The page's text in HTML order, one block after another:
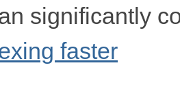
significantly
faster